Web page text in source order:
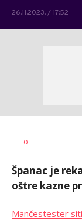
26.11.2023. / 17:52
AUTOR
0
Španac je
oštre kazne
Mančestester